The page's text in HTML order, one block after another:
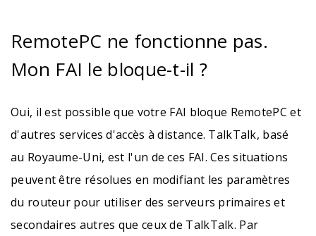
RemotePC ne fonctionne pas.
Mon FAI le bloque-t-il ?
Oui, il est possible que votre FAI bloque RemotePC et
d'autres services d'accès à distance. TalkTalk, basé
au Royaume-Uni, est l'un de ces FAI. Ces situations
peuvent être résolues en modifiant les paramètres
du routeur pour utiliser des serveurs primaires et
secondaires autres que ceux de TalkTalk. Par